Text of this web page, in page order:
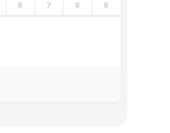
6
7
8
9